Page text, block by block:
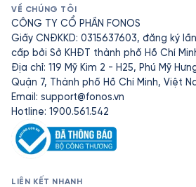
VỀ CHÚNG TÔI
CÔNG TY CỔ PHẦN FONOS
Giấy CNĐKKD: 0315637603, đăng ký
cấp bởi Sở KHĐT thành phố Hồ Chí
Địa chỉ: 119 Mỹ Kim 2 - H25, Phú Mỹ
Quận 7, Thành phố Hồ Chí Minh, Việt
Email: support@fonos.vn
Hotline: 1900.561.542
LIÊN KẾT NHANH